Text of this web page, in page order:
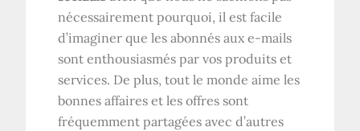
nécessairement pourquoi, il est facile
d’imaginer que les abonnés aux e-mails
sont enthousiasmés par vos produits et
services. De plus, tout le monde aime les
bonnes affaires et les offres sont
fréquemment partagées avec d’autres